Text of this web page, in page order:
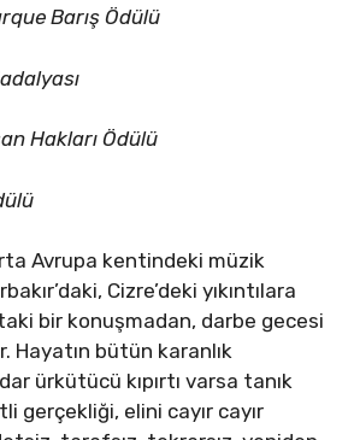
Barış Ödülü
Hakları Ödülü
Avrupa kentindeki müzik
Cizre’deki yıkıntılara
bir konuşmadan, darbe gecesi
Hayatın bütün karanlık
ürkütücü kıpırtı varsa tanık
gerçekliği, elini cayır cayır